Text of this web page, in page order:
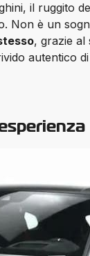
il ruggito
Non è un
, grazie al
autentico